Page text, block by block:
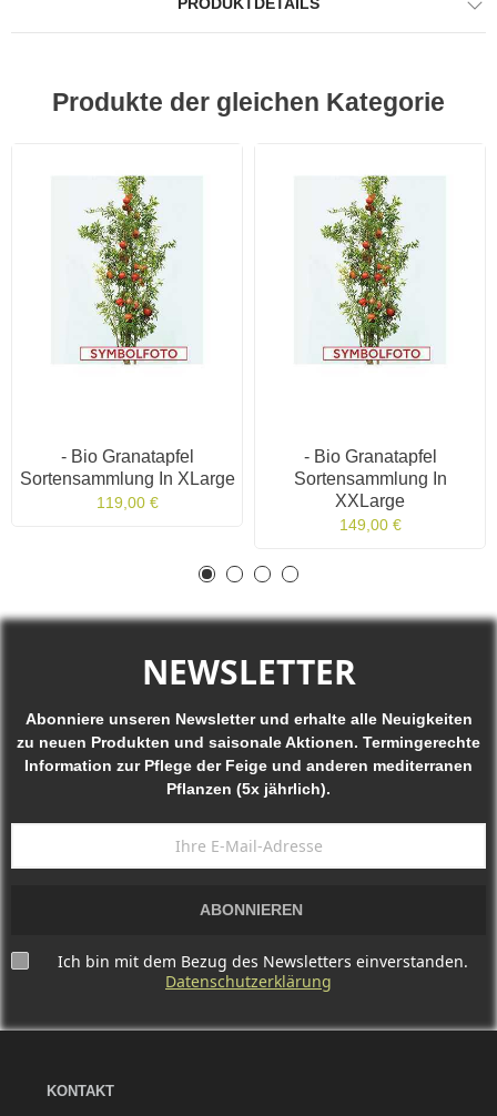
Produkte der gleichen Kategorie
- Bio Granatapfel
Sortensammlung In XLarge
119,00 €
- Bio Granatapfel
Sortensammlung In
XXLarge
149,00 €
NEWSLETTER
Abonniere unseren Newsletter und erhalte alle Neuigkeiten
zu neuen Produkten und saisonale Aktionen. Termingerechte
Information zur Pflege der Feige und anderen mediterranen
Pflanzen (5x jährlich).
ABONNIEREN
Ich bin mit dem Bezug des Newsletters einverstanden.
Datenschutzerklärung
KONTAKT